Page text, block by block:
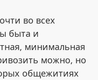
во всех
быта и
минимальная
можно, но
общежитиях